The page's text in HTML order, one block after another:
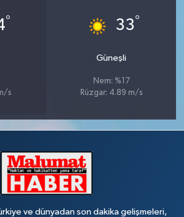
°
s
33°
Güneşli
Nem: %17
Rüzgar: 4.89 m/s
ve dünyadan son dakika gelişmeleri,